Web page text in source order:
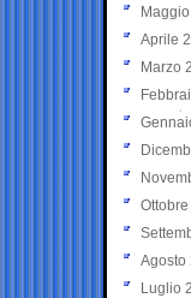
Aprile
Marzo
Agosto
Luglio